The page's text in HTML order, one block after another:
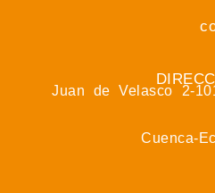
Juan de Velasco 2-
Cuenca-